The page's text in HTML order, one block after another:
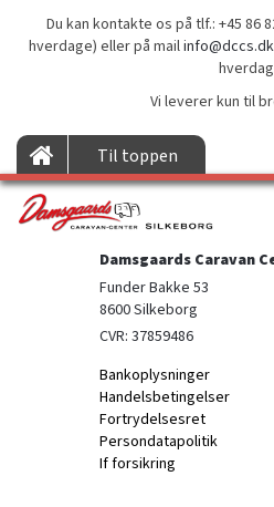
Du kan kontakte os på tlf.: +45 86
hverdage) eller på mailinfo@dccs.dk
Vi leverer kun til
Til toppen
Damsgaards Caravan
Funder Bakke 53
8600 Silkeborg
CVR: 37859486
Bankoplysninger
Handelsbetingelser
Fortrydelsesret
Persondatapolitik
If forsikring